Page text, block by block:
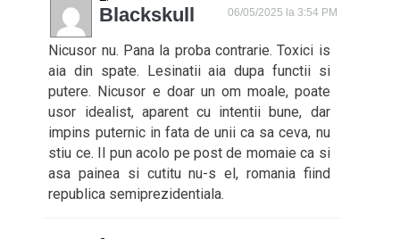
Blackskull 06/05/2025 la 3:54 PM
Nicusor nu. Pana la proba contrarie. Toxici is
aia din spate. Lesinatii aia dupa functii si
putere. Nicusor e doar un om moale, poate
usor idealist, aparent cu intentii bune, dar
impins puternic in fata de unii ca sa ceva, nu
stiu ce. Il pun acolo pe post de momaie ca si
asa painea si cutitu nu-s el, romania fiind
republica semiprezidentiala.